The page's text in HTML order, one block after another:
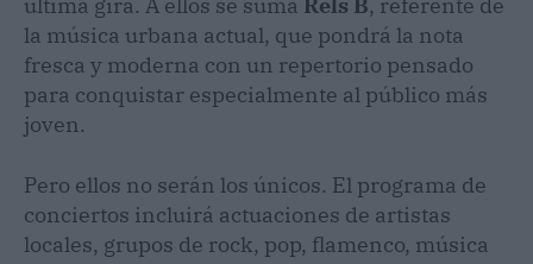
la música urbana actual, que pondrá la nota
fresca y moderna con un repertorio pensado
para conquistar especialmente al público más
joven.
Pero ellos no serán los únicos. El programa de
conciertos incluirá actuaciones de artistas
locales, grupos de rock, pop, flamenco, música